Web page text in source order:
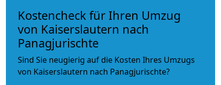
Kostencheck für Ihren Umzug
von Kaiserslautern nach
Panagjurischte
Sind Sie neugierig auf die Kosten Ihres Umzugs
von Kaiserslautern nach Panagjurischte?